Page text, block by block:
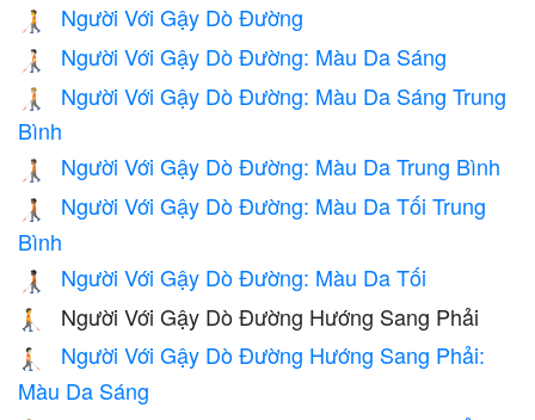
🧑‍🦯 Người Với Gậy Dò Đường
🧑🏻‍🦯 Người Với Gậy Dò Đường: Màu Da Sáng
🧑🏼‍🦯
Người Với Gậy Dò Đường: Màu Da Sáng Trung
Bình
🧑🏽‍🦯 Người Với Gậy Dò Đường: Màu Da Trung Bình
🧑🏾‍🦯
Người Với Gậy Dò Đường: Màu Da Tối Trung
Bình
🧑🏿‍🦯 Người Với Gậy Dò Đường: Màu Da Tối
🧑‍🦯‍➡️ Người Với Gậy Dò Đường Hướng Sang Phải
🧑🏻‍🦯‍➡️
Người Với Gậy Dò Đường Hướng Sang Phải:
Màu Da Sáng